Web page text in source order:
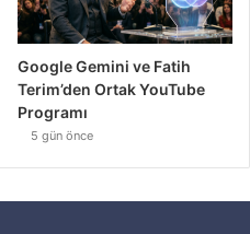
Google Gemini ve Fatih
Terim’den Ortak YouTube
Programı
5 gün önce